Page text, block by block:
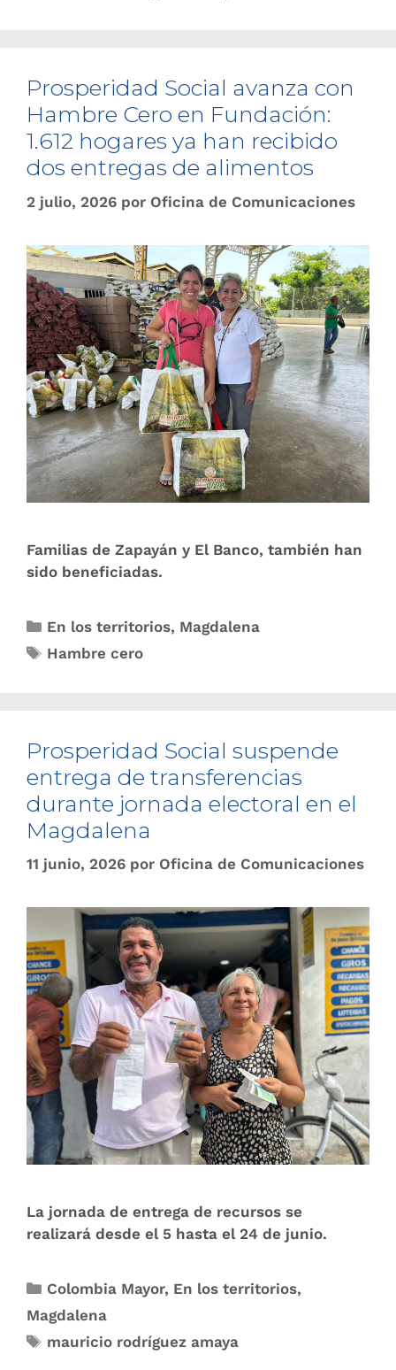
Prosperidad Social avanza con
Hambre Cero en Fundación:
1.612 hogares ya han recibido
dos entregas de alimentos
2 julio, 2026 por Oficina de Comunicaciones
Familias de Zapayán y El Banco, también han
sido beneficiadas.
En los territorios, Magdalena
Hambre cero
Prosperidad Social suspende
entrega de transferencias
durante jornada electoral en el
Magdalena
11 junio, 2026 por Oficina de Comunicaciones
La jornada de entrega de recursos se
realizará desde el 5 hasta el 24 de junio.
Colombia Mayor, En los territorios,
Magdalena
mauricio rodríguez amaya